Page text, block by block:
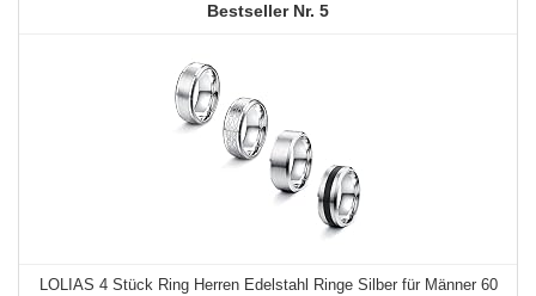
5
LOLIAS 4 Stück Ring Herren Edelstahl Ringe Silber für Männer 60